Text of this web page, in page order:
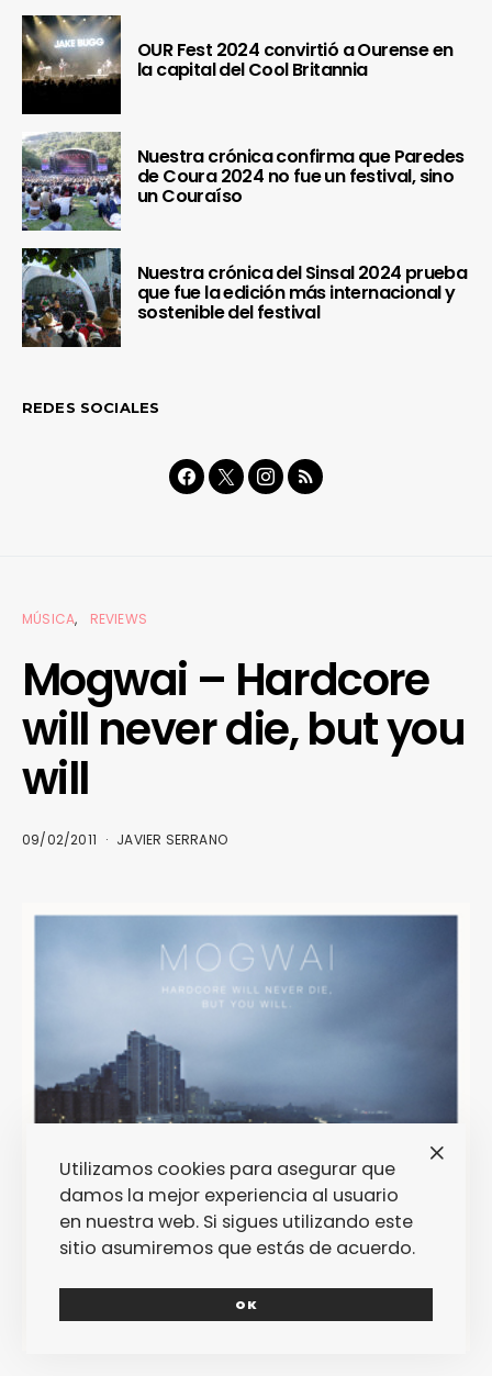
OUR Fest 2024 convirtió a Ourense en
la capital del Cool Britannia
Nuestra crónica confirma que Paredes
de Coura 2024 no fue un festival, sino
un Couraíso
Nuestra crónica del Sinsal 2024 prueba
que fue la edición más internacional y
sostenible del festival
REDES SOCIALES
MÚSICA REVIEWS
Mogwai – Hardcore
will never die, but you
will
09/02/2011 JAVIER SERRANO
Utilizamos cookies para asegurar que
damos la mejor experiencia al usuario
en nuestra web. Si sigues utilizando este
sitio asumiremos que estás de acuerdo.
OK